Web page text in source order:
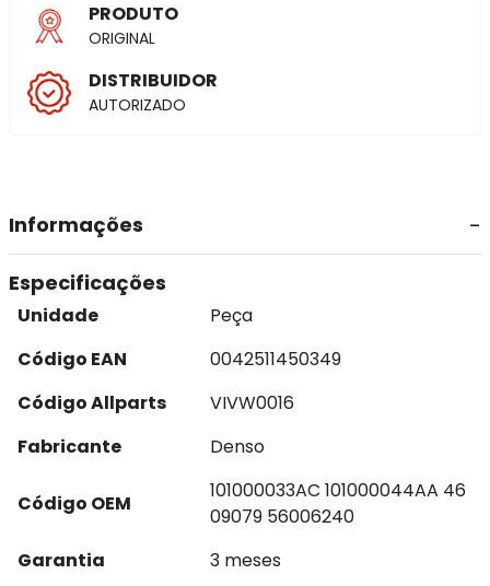
PRODUTO
ORIGINAL
DISTRIBUIDOR
AUTORIZADO
Informações
Especificações
Unidade
Peça
Código EAN
0042511450349
Código Allparts
VIVW0016
Fabricante
Denso
Código OEM
101000033AC 101000044AA 46
09079 56006240
Garantia
3 meses